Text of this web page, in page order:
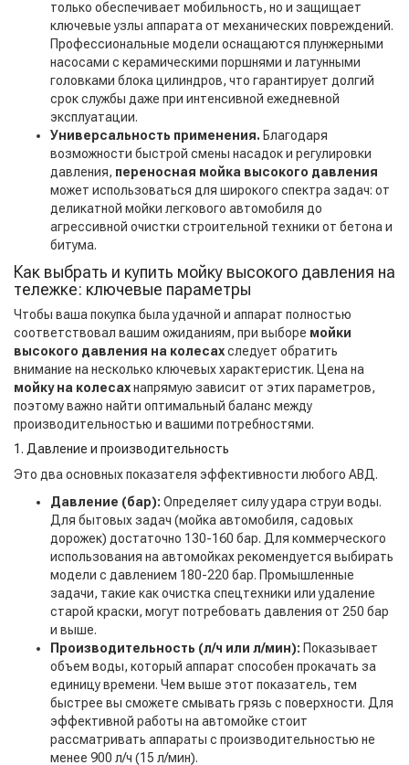
только обеспечивает мобильность, но и защищает
ключевые узлы аппарата от механических повреждений.
Профессиональные модели оснащаются плунжерными
насосами с керамическими поршнями и латунными
головками блока цилиндров, что гарантирует долгий
срок службы даже при интенсивной ежедневной
эксплуатации.
Универсальность применения. Благодаря
возможности быстрой смены насадок и регулировки
давления, переносная мойка высокого давления
может использоваться для широкого спектра задач: от
деликатной мойки легкового автомобиля до
агрессивной очистки строительной техники от бетона и
битума.
Как выбрать и купить мойку высокого давления на
тележке: ключевые параметры
Чтобы ваша покупка была удачной и аппарат полностью
соответствовал вашим ожиданиям, при выборе мойки
высокого давления на колесахследует обратить
внимание на несколько ключевых характеристик. Цена на
мойку на колесахнапрямую зависит от этих параметров,
поэтому важно найти оптимальный баланс между
производительностью и вашими потребностями.
1. Давление и производительность
Это два основных показателя эффективности любого АВД.
Давление (бар): Определяет силу удара струи воды.
Для бытовых задач (мойка автомобиля, садовых
дорожек) достаточно 130-160 бар. Для коммерческого
использования на автомойках рекомендуется выбирать
модели с давлением 180-220 бар. Промышленные
задачи, такие как очистка спецтехники или удаление
старой краски, могут потребовать давления от 250 бар
и выше.
Производительность (л/ч или л/мин): Показывает
объем воды, который аппарат способен прокачать за
единицу времени. Чем выше этот показатель, тем
быстрее вы сможете смывать грязь с поверхности. Для
эффективной работы на автомойке стоит
рассматривать аппараты с производительностью не
менее 900 л/ч (15 л/мин).